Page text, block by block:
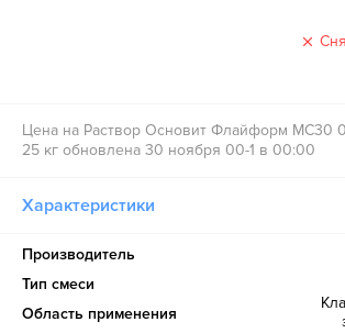
Цена на Раствор Основит Флайформ MC30
25 кг обновлена 30 ноября 00-1 в 00:00
Характеристики
Производитель
Тип смеси
Область применения